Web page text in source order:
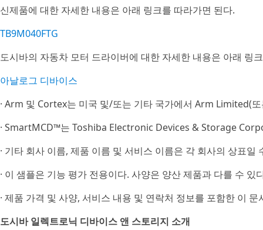
신제품에 대한 자세한 내용은 아래 링크를 따라가면 된다.
TB9M040FTG
도시바의 자동차 모터 드라이버에 대한 자세한 내용은 아래 링
아날로그 디바이스
· Arm 및 Cortex는 미국 및/또는 기타 국가에서 Arm Limited(
· SmartMCD™는 Toshiba Electronic Devices & Storage
· 기타 회사 이름, 제품 이름 및 서비스 이름은 각 회사의 상표일
· 이 샘플은 기능 평가 전용이다. 사양은 양산 제품과 다를 수 있
· 제품 가격 및 사양, 서비스 내용 및 연락처 정보를 포함한 이
도시바 일렉트로닉 디바이스 앤 스토리지 소개